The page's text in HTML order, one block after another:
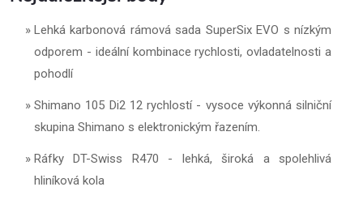
Lehká karbonová rámová sada SuperSix EVO s nízkým
odporem - ideální kombinace rychlosti, ovladatelnosti a
pohodlí
Shimano 105 Di2 12 rychlostí - vysoce výkonná silniční
skupina Shimano s elektronickým řazením.
Ráfky DT-Swiss R470 - lehká, široká a spolehlivá
hliníková kola